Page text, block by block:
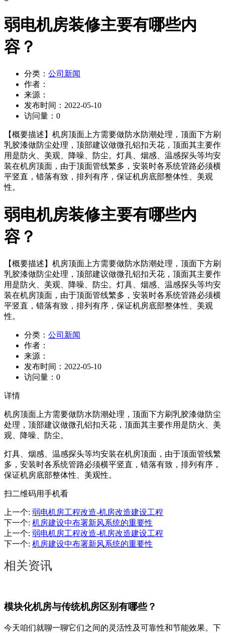
弱电机房装修主要有哪些内
容？
分类： 公司新闻
作者：
来源：
发布时间： 2022-05-10
访问量： 0
【概要描述】 机房顶面上方需要做防水防潮处理，顶面下方刷
乳胶漆做防尘处理，顶部建议做微孔铝扣天花，顶面其主要作
用是防火、美观、降噪、防尘。灯具、烟感、温感探头等均安
装在机房顶面，由于顶面管线繁多，安装时各系统管路必须横
平竖直，错落有致，排列有序，保证机房底部整体性、美观
性。
弱电机房装修主要有哪些内
容？
【概要描述】 机房顶面上方需要做防水防潮处理，顶面下方刷
乳胶漆做防尘处理，顶部建议做微孔铝扣天花，顶面其主要作
用是防火、美观、降噪、防尘。灯具、烟感、温感探头等均安
装在机房顶面，由于顶面管线繁多，安装时各系统管路必须横
平竖直，错落有致，排列有序，保证机房底部整体性、美观
性。
分类： 公司新闻
作者：
来源：
发布时间： 2022-05-10
访问量： 0
详情
机房顶面上方需要做防水防潮处理，顶面下方刷乳胶漆做防尘
处理，顶部建议做微孔铝扣天花，顶面其主要作用是防火、美
观、降噪、防尘。
灯具、烟感、温感探头等均安装在机房顶面，由于顶面管线繁
多，安装时各系统管路必须横平竖直，错落有致，排列有序，
保证机房底部整体性、美观性。
扫二维码用手机看
上一个: 弱电机房工程改造-机房改造建设工程
下一个: 机房建设中布署新风系统的重要性
上一个: 弱电机房工程改造-机房改造建设工程
下一个: 机房建设中布署新风系统的重要性
相关资讯
模块化机房与传统机房区别有哪些？
今天咱们就聊一聊它们之间的灵活性及可靠性和节能效果。下